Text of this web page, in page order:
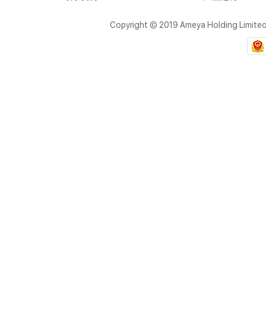
Copyright © 2019 Ameya Holding